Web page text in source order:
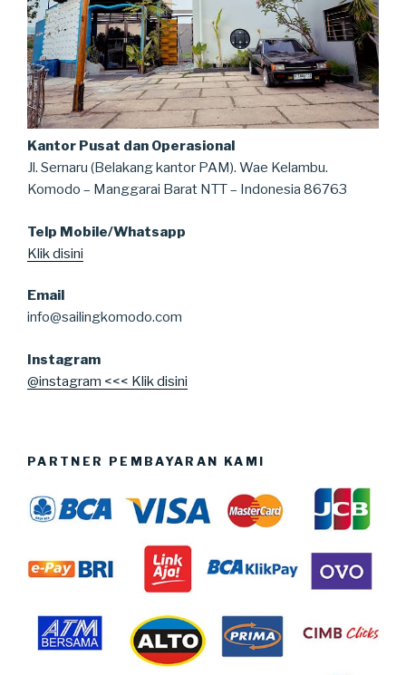
Kantor Pusat dan Operasional
Jl. Sernaru (Belakang kantor PAM). Wae Kelambu.
Komodo – Manggarai Barat NTT – Indonesia 86763
Telp Mobile/Whatsapp
Klik disini
Email
info@sailingkomodo.com
Instagram
@instagram <<< Klik disini
PARTNER PEMBAYARAN KAMI